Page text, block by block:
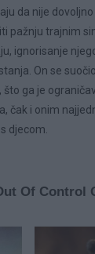
da nije
pažnju trajnim
ignorisanje
On se
ga je
čak i onim
djecom.